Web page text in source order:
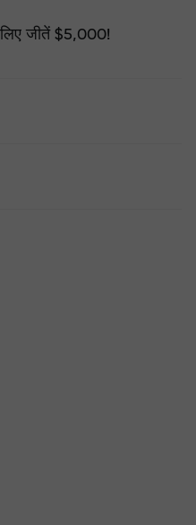
जीतें $5,000!